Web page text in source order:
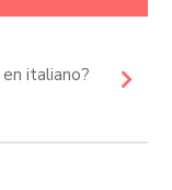
italiano?